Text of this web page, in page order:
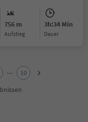
756 m
Aufstieg
3h:34 Min
Dauer
...
10